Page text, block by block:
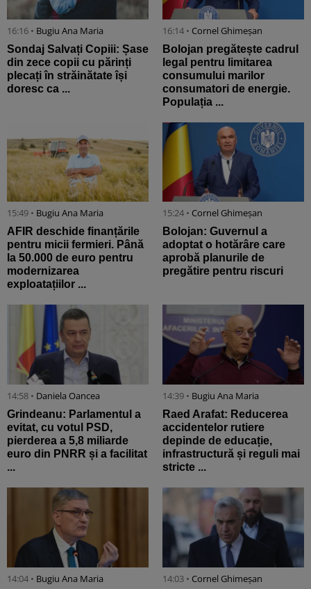
16:16 • Bugiu ⁠Ana Maria
Sondaj Salvați Copiii: Șase
din zece copii cu părinți
plecați în străinătate își
doresc ca ...
16:14 • Cornel Ghimeșan
Bolojan pregătește cadrul
legal pentru limitarea
consumului marilor
consumatori de energie.
Populația ...
15:49 • Bugiu ⁠Ana Maria
AFIR deschide finanțările
pentru micii fermieri. Până
la 50.000 de euro pentru
modernizarea
exploatațiilor ...
15:24 • Cornel Ghimeșan
Bolojan: Guvernul a
adoptat o hotărâre care
aprobă planurile de
pregătire pentru riscuri
14:58 • Daniela Oancea
Grindeanu: Parlamentul a
evitat, cu votul PSD,
pierderea a 5,8 miliarde
euro din PNRR și a facilitat
...
14:39 • Bugiu ⁠Ana Maria
Raed Arafat: Reducerea
accidentelor rutiere
depinde de educație,
infrastructură și reguli mai
stricte ...
14:04 • Bugiu ⁠Ana Maria 14:03 • Cornel Ghimeșan